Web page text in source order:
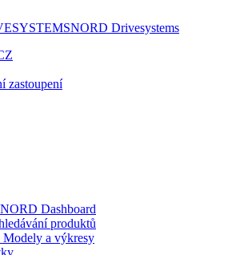
NORD Drivesystems
zastoupení
Dashboard
produktů
Modely a výkresy